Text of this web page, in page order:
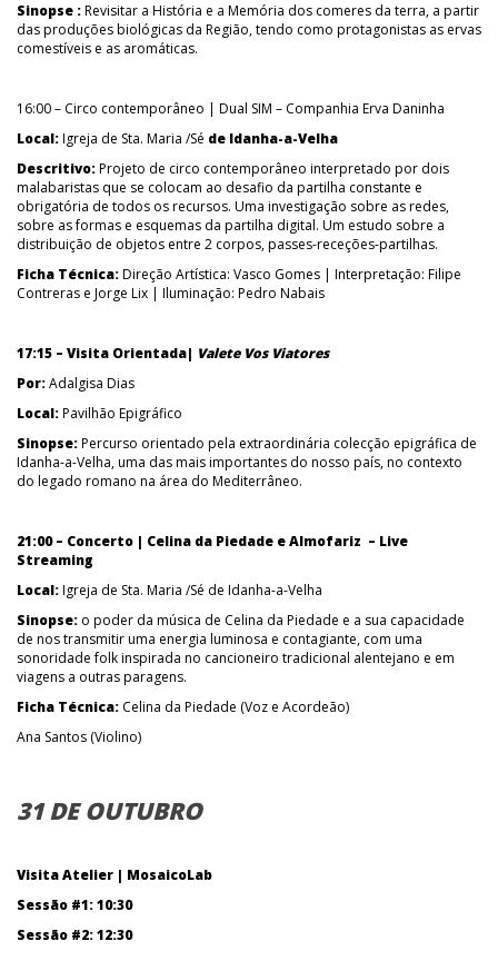
Sinopse :Revisitar a História e a Memória dos comeres da terra, a partir
das produções biológicas da Região, tendo como protagonistas as ervas
comestíveis e as aromáticas.
16:00 – Circo contemporâneo | Dual SIM – Companhia Erva Daninha ­
Local:Igreja de Sta. Maria /Sé de Idanha-a-Velha
Descritivo:Projeto de circo contemporâneo interpretado por dois
malabaristas que se colocam ao desafio da partilha constante e
obrigatória de todos os recursos. Uma investigação sobre as redes,
sobre as formas e esquemas da partilha digital. Um estudo sobre a
distribuição de objetos entre 2 corpos, passes-receções-partilhas.
Ficha Técnica:Direção Artística: Vasco Gomes | Interpretação: Filipe
Contreras e Jorge Lix | Iluminação: Pedro Nabais
17:15 – Visita Orientada| Valete Vos Viatores
Por:Adalgisa Dias
Local:Pavilhão Epigráfico
Sinopse:Percurso orientado pela extraordinária colecção epigráfica de
Idanha-a-Velha, uma das mais importantes do nosso país, no contexto
do legado romano na área do Mediterrâneo.
21:00 – Concerto | Celina da Piedade e Almofariz – Live
Streaming
Local:Igreja de Sta. Maria /Sé de Idanha-a-Velha
Sinopse: o poder da música de Celina da Piedade e a sua capacidade
de nos transmitir uma energia luminosa e contagiante, com uma
sonoridade folk inspirada no cancioneiro tradicional alentejano e em
viagens a outras paragens.
Ficha Técnica: Celina da Piedade (Voz e Acordeão)
Ana Santos (Violino)
31 DE OUTUBRO
Visita Atelier | MosaicoLab
Sessão #1: 10:30
Sessão #2: 12:30